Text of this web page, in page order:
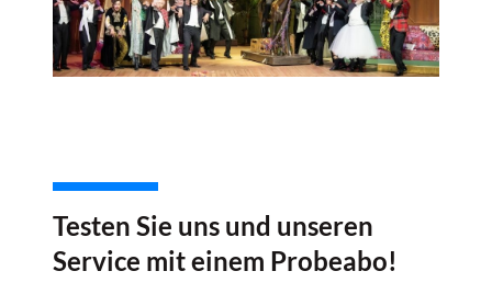
Testen Sie uns und unseren
Service mit einem Probeabo!